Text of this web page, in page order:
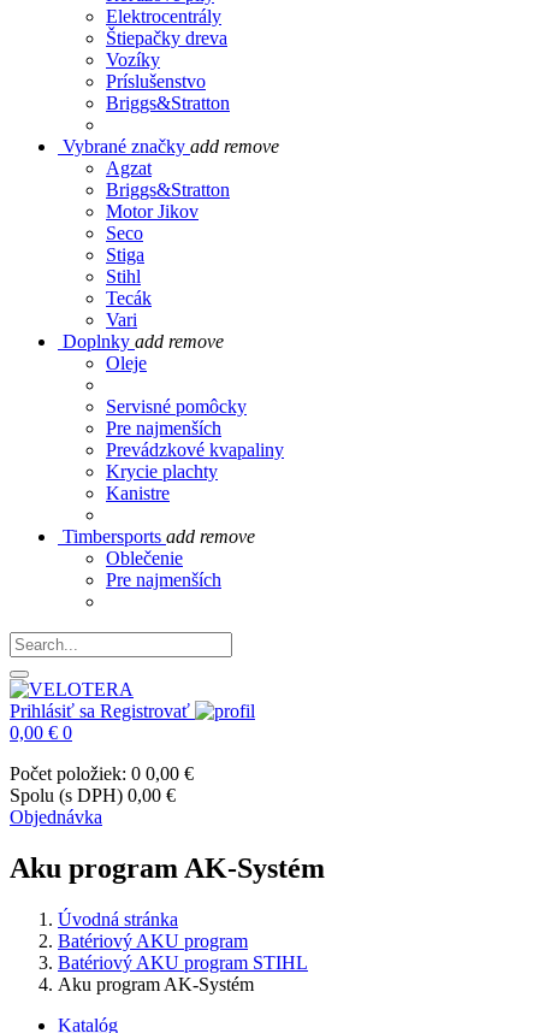
Elektrocentrály
Štiepačky dreva
Vozíky
Príslušenstvo
Briggs&Stratton
Vybrané značky add remove
Agzat
Briggs&Stratton
Motor Jikov
Seco
Stiga
Stihl
Tecák
Vari
Doplnky add remove
Oleje
Servisné pomôcky
Pre najmenších
Prevádzkové kvapaliny
Krycie plachty
Kanistre
Timbersports add remove
Oblečenie
Pre najmenších
Prihlásiť sa Registrovať
0,00 € 0
Počet položiek: 0 0,00 €
Spolu (s DPH) 0,00 €
Objednávka
Aku program AK-Systém
Úvodná stránka
Batériový AKU program
Batériový AKU program STIHL
Aku program AK-Systém
Katalóg